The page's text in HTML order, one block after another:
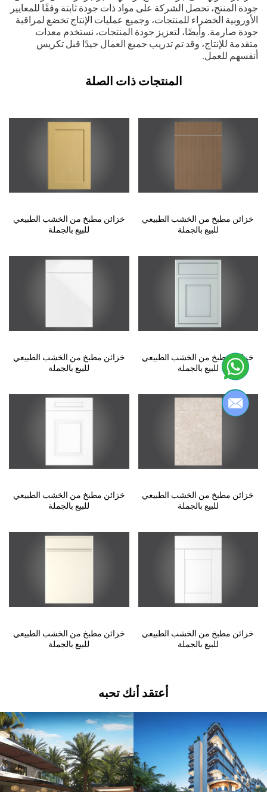
جودة المنتج، تحصل الشركة على مواد ذات جودة ثابتة وفقًا للمعايير
الأوروبية الخضراء للمنتجات، وجميع عمليات الإنتاج تخضع لمراقبة
جودة صارمة. وأيضًا، لتعزيز جودة المنتجات، نستخدم معدات
متقدمة للإنتاج، وقد تم تدريب جميع العمال جيدًا قبل تكريس
أنفسهم للعمل.
المنتجات ذات الصلة
خزائن مطبخ من الخشب الطبيعي
للبيع بالجملة
خزائن مطبخ من الخشب الطبيعي
للبيع بالجملة
خزائن مطبخ من الخشب الطبيعي
للبيع بالجملة
خزائن مطبخ من الخشب الطبيعي
للبيع بالجملة
خزائن مطبخ من الخشب الطبيعي
للبيع بالجملة
خزائن مطبخ من الخشب الطبيعي
للبيع بالجملة
خزائن مطبخ من الخشب الطبيعي
للبيع بالجملة
خزائن مطبخ من الخشب الطبيعي
للبيع بالجملة
أعتقد أنك تحبه